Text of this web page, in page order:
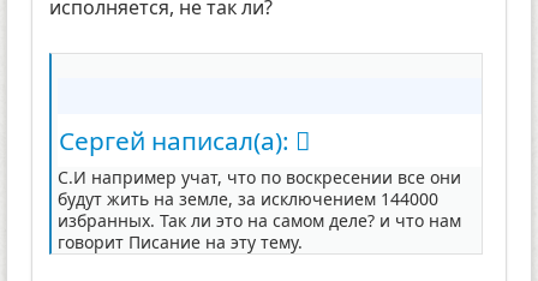
исполняется, не так ли?
Сергей написал(а):
С.И например учат, что по воскресении все они
будут жить на земле, за исключением 144000
избранных. Так ли это на самом деле? и что нам
говорит Писание на эту тему.